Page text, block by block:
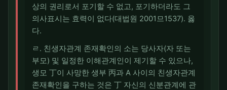
상의 권리로서 포기할 수 없고, 포기하더라도 그
의사표시는 효력이 없다(대법원 2001므1537). 옳
다.
ㄹ. 친생자관계 존재확인의 소는 당사자(자 또는
부모) 및 일정한 이해관계인이 제기할 수 있으나,
생모 丁이 사망한 생부 丙과 A 사이의 친생자관계
존재확인을 구하는 것은 丁 자신의 신분관계에 관